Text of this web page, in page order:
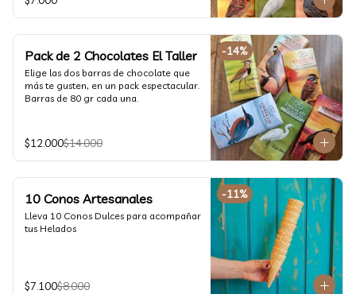
-14%
Pack de 2 Chocolates El Taller
Elige las dos barras de chocolate que
más te gusten, en un pack espectacular.
Barras de 80 gr cada una.
$12.000$14.000
-11%
10 Conos Artesanales
Lleva 10 Conos Dulces para acompañar
tus Helados
$7.100$8.000